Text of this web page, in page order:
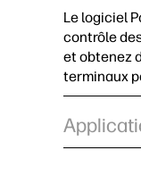
Le logiciel
contrôle
et obtenez
terminaux